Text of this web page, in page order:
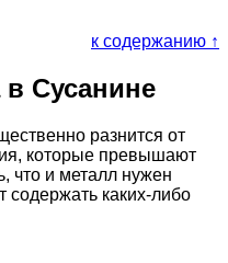
к содержанию ↑
Сусанине
разнится от
которые превышают
что и металл нужен
содержать каких-либо